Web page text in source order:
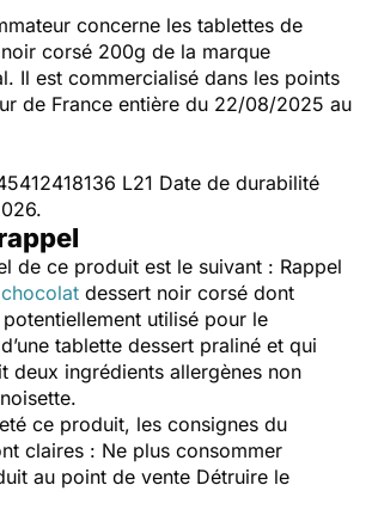
concerne les tablettes de
corsé 200g de la marque
Il est commercialisé dans les points
de France entière du 22/08/2025 au
L21 Date de durabilité
de ce produit est le suivant : Rappel
chocolat dessert noir corsé dont
potentiellement utilisé pour le
tablette dessert praliné et qui
deux ingrédients allergènes non
ce produit, les consignes du
claires : Ne plus consommer
au point de vente Détruire le